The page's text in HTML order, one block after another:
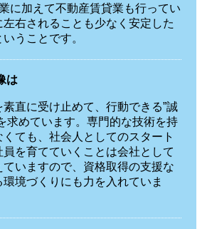
に加えて不動産賃貸業も行ってい
左右されることも少なく安定した
うことです。
は
直に受け止めて、行動できる”誠
求めています。専門的な技術を持
ても、社会人としてのスタート
を育てていくことは会社として
いますので、資格取得の支援な
境づくりにも力を入れていま